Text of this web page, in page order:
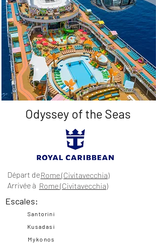
Odyssey of the Seas
Départ de
Arrivée à
Rome (Civitavecchia)
Rome (Civitavecchia)
Escales:
Santorini
Kusadasi
Mykonos